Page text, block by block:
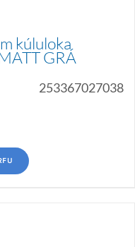
kúluloka
GRÁ
253367027038